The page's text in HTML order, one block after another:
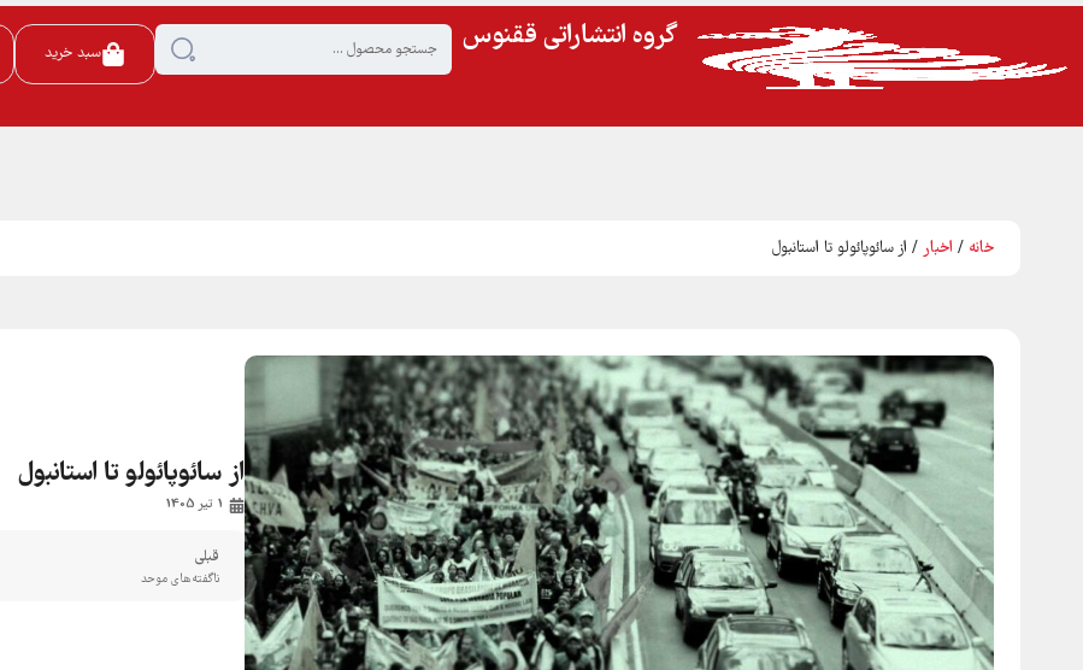
گروه انتشاراتی ققنوس سبد خرید
خانه / اخبار / از سائوپائولو تا استانبول
از سائوپائولو تا استانبول
1 تیر 1405
قبلی
ناگفته‌های موحد